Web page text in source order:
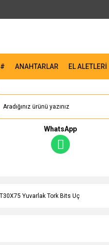
ANAHTARLAR EL ALETLERİ
WhatsApp
T30X75 Yuvarlak Tork Bits Uç